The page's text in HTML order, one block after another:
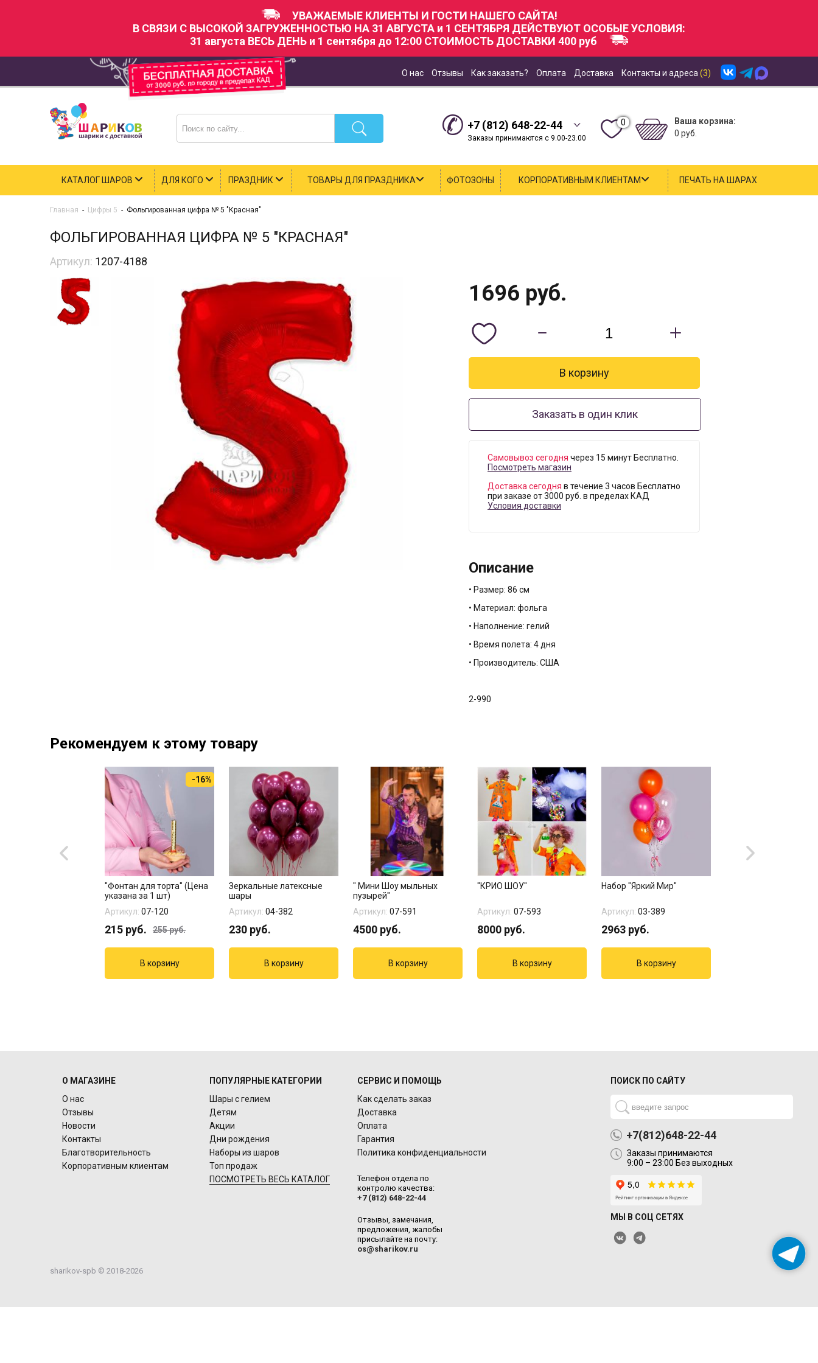
УВАЖАЕМЫЕ КЛИЕНТЫ И ГОСТИ НАШЕГО САЙТА!
В СВЯЗИ С ВЫСОКОЙ ЗАГРУЖЕННОСТЬЮ НА 31 АВГУСТА и 1 СЕНТЯБРЯ ДЕЙСТВУЮТ ОСОБЫЕ УСЛОВИЯ:
31 августа ВЕСЬ ДЕНЬ и 1 сентября до 12:00 СТОИМОСТЬ ДОСТАВКИ 400 руб
О нас Отзывы Как заказать? Оплата Доставка Контакты и адреса (3)
+7 (812) 648-22-44
Заказы принимаются с 9.00-23.00
0
Ваша корзина:
0 руб.
КАТАЛОГ ШАРОВ ДЛЯ КОГО ПРАЗДНИК ТОВАРЫ ДЛЯ ПРАЗДНИКА ФОТОЗОНЫ КОРПОРАТИВНЫМ КЛИЕНТАМ ПЕЧАТЬ НА ШАРАХ
Главная - Цифры 5 - Фольгированная цифра № 5 "Красная"
ФОЛЬГИРОВАННАЯ ЦИФРА № 5 "КРАСНАЯ"
Артикул: 1207-4188
1696 руб.
Заказать в один клик
Самовывоз сегодня через 15 минут Бесплатно.
Посмотреть магазин
Доставка сегодня в течение 3 часов Бесплатно
при заказе от 3000 руб. в пределах КАД
Условия доставки
Описание
• Размер: 86 см
• Материал: фольга
• Наполнение: гелий
• Время полета: 4 дня
• Производитель: США
2-990
Рекомендуем к этому товару
-16%
"Фонтан для торта" (Цена
указана за 1 шт)
Артикул: 07-120
215 руб. 255руб.
Зеркальные латексные
шары
Артикул: 04-382
230 руб.
" Мини Шоу мыльных
пузырей"
Артикул: 07-591
4500 руб.
"КРИО ШОУ"
Артикул: 07-593
8000 руб.
Набор "Яркий Мир"
Артикул: 03-389
2963 руб.
О МАГАЗИНЕ
О нас
Отзывы
Новости
Контакты
Благотворительность
Корпоративным клиентам
ПОПУЛЯРНЫЕ КАТЕГОРИИ
Шары с гелием
Детям
Акции
Дни рождения
Наборы из шаров
Топ продаж
ПОСМОТРЕТЬ ВЕСЬ КАТАЛОГ
СЕРВИС И ПОМОЩЬ
Как сделать заказ
Доставка
Оплата
Гарантия
Политика конфиденциальности
Телефон отдела по
контролю качества:
+7 (812) 648-22-44
Отзывы, замечания,
предложения, жалобы
присылайте на почту:
os@sharikov.ru
ПОИСК ПО САЙТУ
+7(812)648-22-44
Заказы принимаются
9:00 – 23:00 Без выходных
МЫ В СОЦ СЕТЯХ
sharikov-spb © 2018-2026